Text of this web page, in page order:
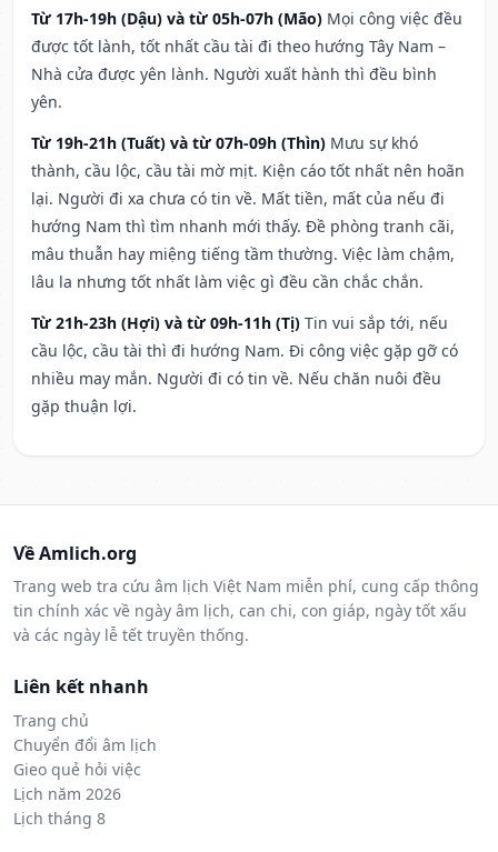
Từ 17h-19h (Dậu) và từ 05h-07h (Mão) Mọi công việc đều
được tốt lành, tốt nhất cầu tài đi theo hướng Tây Nam –
Nhà cửa được yên lành. Người xuất hành thì đều bình
yên.
Từ 19h-21h (Tuất) và từ 07h-09h (Thìn) Mưu sự khó
thành, cầu lộc, cầu tài mờ mịt. Kiện cáo tốt nhất nên hoãn
lại. Người đi xa chưa có tin về. Mất tiền, mất của nếu đi
hướng Nam thì tìm nhanh mới thấy. Đề phòng tranh cãi,
mâu thuẫn hay miệng tiếng tầm thường. Việc làm chậm,
lâu la nhưng tốt nhất làm việc gì đều cần chắc chắn.
Từ 21h-23h (Hợi) và từ 09h-11h (Tị) Tin vui sắp tới, nếu
cầu lộc, cầu tài thì đi hướng Nam. Đi công việc gặp gỡ có
nhiều may mắn. Người đi có tin về. Nếu chăn nuôi đều
gặp thuận lợi.
Về Amlich.org
Trang web tra cứu âm lịch Việt Nam miễn phí, cung cấp thông
tin chính xác về ngày âm lịch, can chi, con giáp, ngày tốt xấu
và các ngày lễ tết truyền thống.
Liên kết nhanh
Trang chủ
Chuyển đổi âm lịch
Gieo quẻ hỏi việc
Lịch năm 2026
Lịch tháng 8